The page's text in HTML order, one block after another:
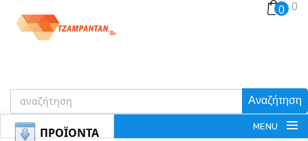
Αναζήτηση
0 0
ΠΡΟΪΟΝΤΑ MENU